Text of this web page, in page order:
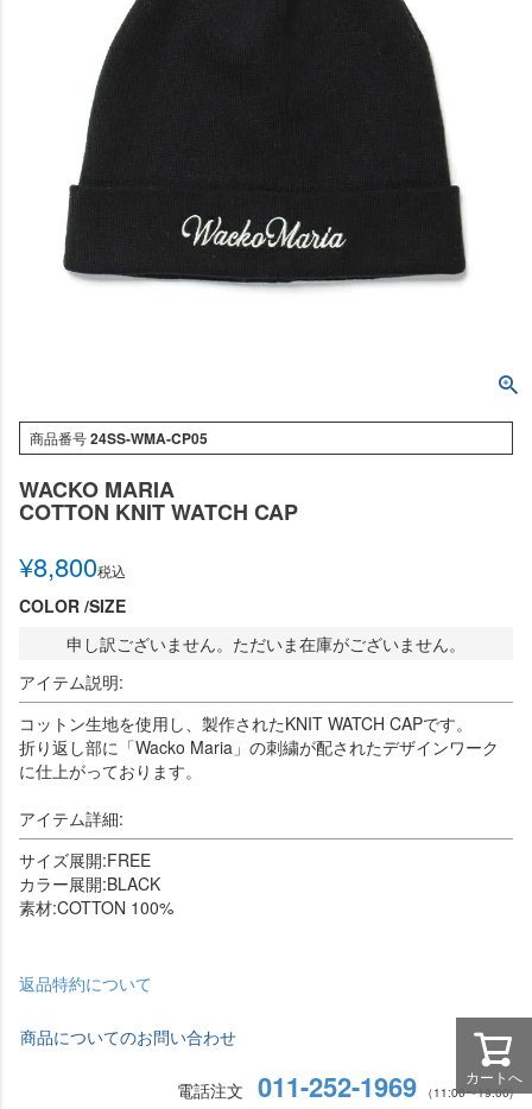
商品番号24SS-WMA-CP05
WACKO MARIA
COTTON KNIT WATCH CAP
¥8,800税込
COLOR SIZE
申し訳ございません。ただいま在庫がございません。
アイテム説明:
コットン生地を使用し、製作されたKNIT WATCH CAPです。
折り返し部に「Wacko Maria」の刺繍が配されたデザインワーク
に仕上がっております。
アイテム詳細:
サイズ展開:FREE
カラー展開:BLACK
素材:COTTON 100%
返品特約について
商品についてのお問い合わせ
電話注文 011-252-1969 （11:00〜19:00)
カートへ